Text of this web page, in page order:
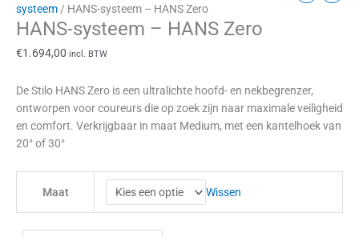
systeem / HANS-systeem – HANS Zero
HANS-systeem – HANS Zero
€1.694,00 incl. BTW
De Stilo HANS Zero is een ultralichte hoofd- en nekbegrenzer,
ontworpen voor coureurs die op zoek zijn naar maximale veiligheid
en comfort. Verkrijgbaar in maat Medium, met een kantelhoek van
20° of 30°
Maat Wissen